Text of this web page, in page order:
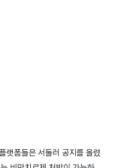
랫폼들은 서둘러 공지를 올렸